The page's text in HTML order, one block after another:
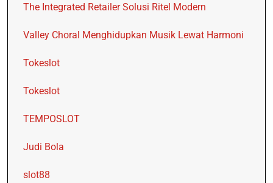
The Integrated Retailer Solusi Ritel Modern
Valley Choral Menghidupkan Musik Lewat Harmoni
Tokeslot
Tokeslot
TEMPOSLOT
Judi Bola
slot88